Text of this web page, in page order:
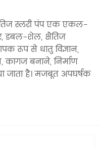
स्लरी पंप एक एकल-
शेल, क्षैतिज
रूप से धातु विज्ञान,
कागज बनाने, निर्माण
जाता है। मजबूत अपघर्षक